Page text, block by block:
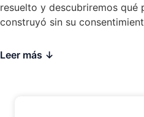
resuelto y descubriremos qué
construyó sin su
Leer más